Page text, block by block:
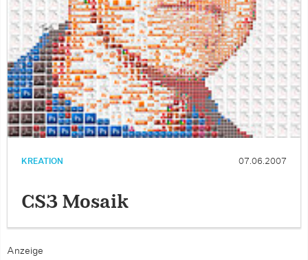
KREATION 07.06.2007
CS3 Mosaik
Anzeige